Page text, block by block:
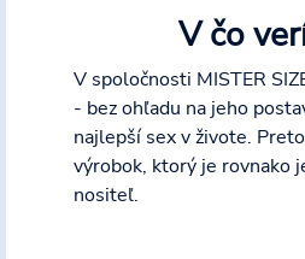
V čo
V spoločnosti MISTER
- bez ohľadu na jeho
najlepší sex v živote.
výrobok, ktorý je rovnako
nositeľ.